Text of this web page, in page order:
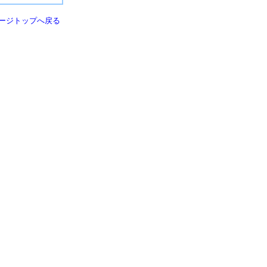
ジトップへ戻る